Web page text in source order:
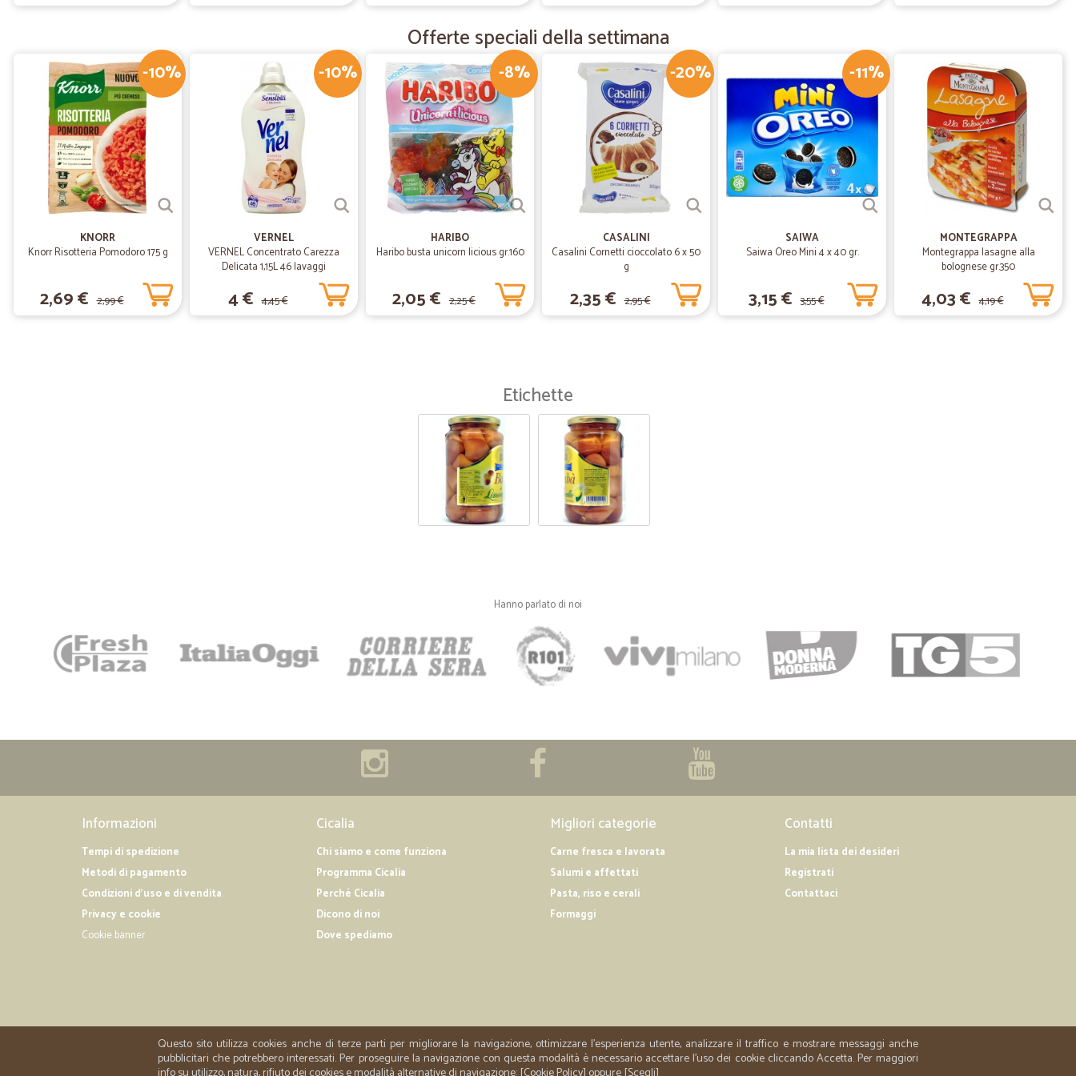
08/08/2020
—Lucia C.
Prodotti eccellenti professionalità top…
Prodotti eccellenti professionalità top e consegna puntualissima. Siete il top
01/06/2020
Come sempre top!!
Come sempre top!!
05/04/2020
— Eleonora S.
Ottimo trattamento!e merce ok!!peccato…
Ottimo trattamento!e merce ok!!peccato che al momento si debba fare ordine solo dalle
—Giamila G.
Ottimi prodotti
Ottimi prodotti. Servizio veloce con furgone refrigerato. Consigliato.
Offerte speciali della settimana
-10%
KNORR
Knorr Risotteria Pomodoro 175 g
2,69 € 2,99 €
-10%
VERNEL
VERNEL Concentrato Carezza
Delicata 1,15L 46 lavaggi
4 € 4,45 €
-8%
HARIBO
Haribo busta unicorn licious gr.160
2,05 € 2,25 €
-20%
CASALINI
Casalini Cornetti cioccolato 6 x 50
g
2,35 € 2,95 €
-11%
SAIWA
Saiwa Oreo Mini 4 x 40 gr.
3,15 € 3,55 €
MONTEGRAPPA
Montegrappa lasagne alla
bolognese gr.350
4,03 € 4,19 €
Etichette
Hanno parlato di noi
Informazioni
Tempi di spedizione
Metodi di pagamento
Condizioni d'uso e di vendita
Privacy e cookie
Cookie banner
Cicalia
Chi siamo e come funziona
Programma Cicalia
Perché Cicalia
Dicono di noi
Dove spediamo
Migliori categorie
Carne fresca e lavorata
Salumi e affettati
Pasta, riso e cerali
Formaggi
Contatti
La mia lista dei desideri
Registrati
Contattaci
Questo sito utilizza cookies anche di terze parti per migliorare la navigazione, ottimizzare l'esperienza utente, analizzare il traffico e mostrare messaggi anche
pubblicitari che potrebbero interessati. Per proseguire la navigazione con questa modalità è necessario accettare l'uso dei cookie cliccando Accetta. Per maggiori